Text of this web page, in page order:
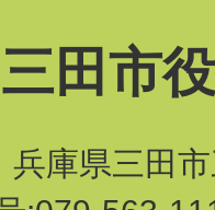
三田市
庫県三田市